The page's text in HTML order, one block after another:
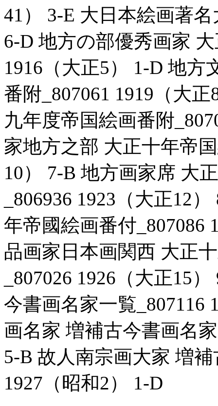
41） 3-E 大日本絵画著
6-D 地方の部優秀画家
1916（大正5） 1-D 地
番附_807061 1919（大
九年度帝国絵画番附
家地方之部 大正十年帝
10） 7-B 地方画家席 大
_806936 1923（大正12
年帝國絵画番付_807086
品画家日本画関西 大正
_807026 1926（大正15
今書画名家一覧_807116
画名家 増補古今書画名
5-B 故人南宗画大家 増
1927（昭和2） 1-D